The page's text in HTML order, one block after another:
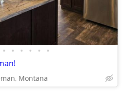
• • • • • •
Montana